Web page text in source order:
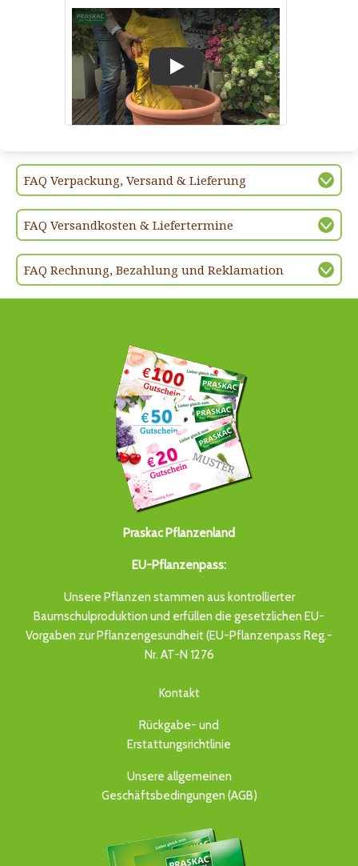
Play
FAQ Verpackung, Versand & Lieferung
FAQ Versandkosten & Liefertermine
FAQ Rechnung, Bezahlung und Reklamation
Praskac Pflanzenland
EU-Pflanzenpass:
Unsere Pflanzen stammen aus kontrollierter
Baumschulproduktion und erfüllen die gesetzlichen EU-
Vorgaben zur Pflanzengesundheit (EU-Pflanzenpass Reg.-
Nr. AT-N 1276
Kontakt
Rückgabe- und
Erstattungsrichtlinie
Unsere allgemeinen
Geschäftsbedingungen (AGB)